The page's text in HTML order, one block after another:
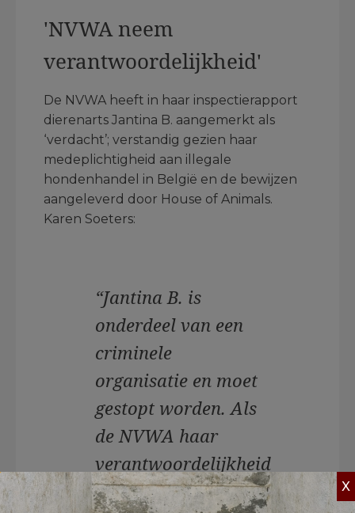
'NVWA neem
verantwoordelijkheid'
De NVWA heeft in haar inspectierapport
dierenarts Jantina B. aangemerkt als
‘verdacht’; verstandig gezien haar
medeplichtigheid aan illegale
hondenhandel in België en de bewijzen
aangeleverd door House of Animals.
Karen Soeters:
“Jantina B. is
onderdeel van een
criminele
organisatie en moet
gestopt worden. Als
de NVWA haar
verantwoordelijkheid
wederom niet
X